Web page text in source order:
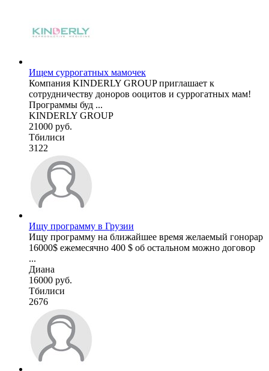
Ищем суррогатных мамочек
Компания KINDERLY GROUP приглашает к
сотрудничеству доноров ооцитов и суррогатных мам!
Программы буд ...
KINDERLY GROUP
21000 руб.
Тбилиси
3122
Ищу программу в Грузии
Ищу программу на ближайшее время желаемый гонорар
16000$ ежемесячно 400 $ об остальном можно договор
...
Диана
16000 руб.
Тбилиси
2676